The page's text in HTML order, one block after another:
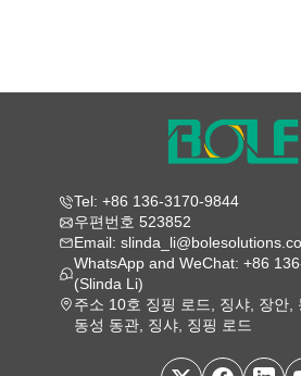
Tel: +86 136-3170-9844
우편번호 523852
Email:
WhatsApp and WeChat: +86
(Slinda Li)
주소 10호 징핑 로드, 징샤, 장안,
동성 동관, 징샤, 징핑 로드